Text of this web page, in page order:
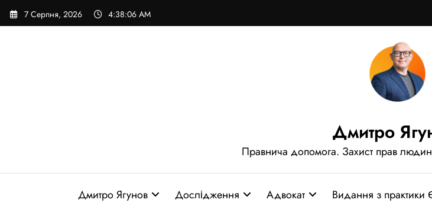
Перейти
до
7 Серпня, 2026 4:38:07 AM
Дмитро
Правнича допомога. Захист прав
Дмитро Ягунов Дослідження Адвокат Видання з